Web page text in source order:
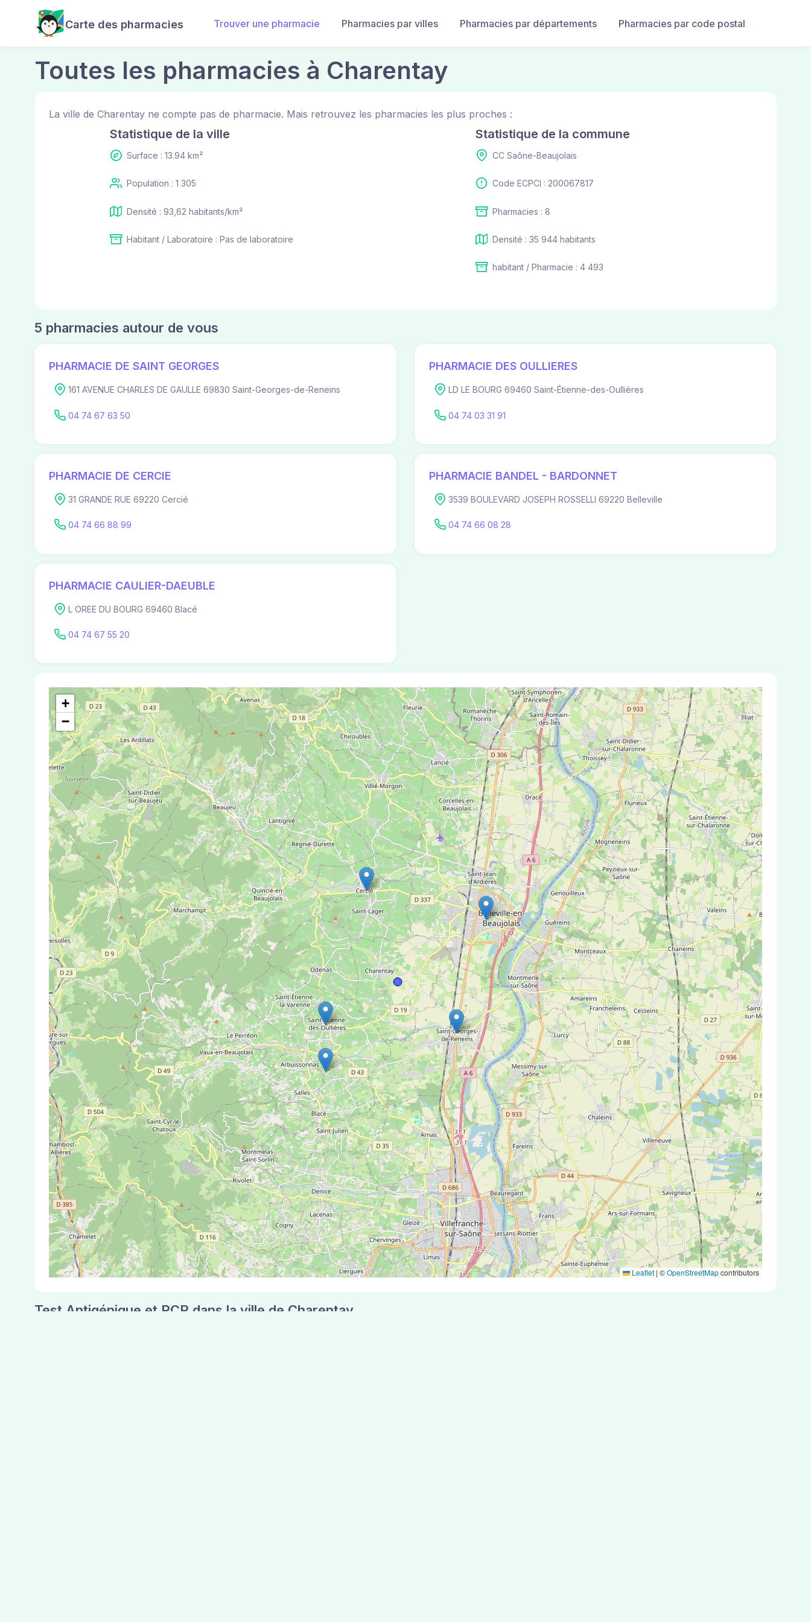
Carte des pharmacies Trouver une pharmacie Pharmacies par villes Pharmacies par départements Pharmacies par code postal
Toutes les pharmacies à Charentay
La ville de Charentay ne compte pas de pharmacie. Mais retrouvez les pharmacies les plus proches :
Statistique de la ville
Surface : 13.94 km²
Population : 1 305
Densité : 93,62 habitants/km²
Habitant / Laboratoire : Pas de laboratoire
Statistique de la commune
CC Saône-Beaujolais
Code ECPCI : 200067817
Pharmacies : 8
Densité : 35 944 habitants
habitant / Pharmacie : 4 493
5 pharmacies autour de vous
PHARMACIE DE SAINT GEORGES
161 AVENUE CHARLES DE GAULLE 69830 Saint-Georges-de-Reneins
04 74 67 63 50
PHARMACIE DES OULLIERES
LD LE BOURG 69460 Saint-Étienne-des-Oullières
04 74 03 31 91
PHARMACIE DE CERCIE
31 GRANDE RUE 69220 Cercié
04 74 66 88 99
PHARMACIE BANDEL - BARDONNET
3539 BOULEVARD JOSEPH ROSSELLI 69220 Belleville
04 74 66 08 28
PHARMACIE CAULIER-DAEUBLE
L OREE DU BOURG 69460 Blacé
04 74 67 55 20
+
−
Leaflet | ©OpenStreetMapcontributors
Test Antigénique et PCR dans la ville de Charentay